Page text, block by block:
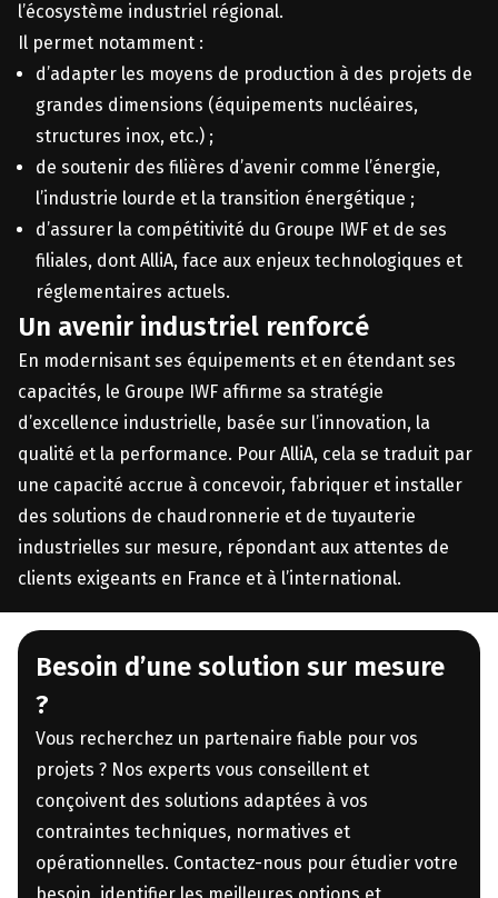
l’écosystème industriel régional.
Il permet notamment :
d’adapter les moyens de production à des projets de
grandes dimensions (équipements nucléaires,
structures inox, etc.) ;
de soutenir des filières d’avenir comme l’énergie,
l’industrie lourde et la transition énergétique ;
d’assurer la compétitivité du Groupe IWF et de ses
filiales, dont AlliA, face aux enjeux technologiques et
réglementaires actuels.
Un avenir industriel renforcé
En modernisant ses équipements et en étendant ses
capacités, le Groupe IWF affirme sa stratégie
d’excellence industrielle, basée sur l’innovation, la
qualité et la performance. Pour AlliA, cela se traduit par
une capacité accrue à concevoir, fabriquer et installer
des solutions de chaudronnerie et de tuyauterie
industrielles sur mesure, répondant aux attentes de
clients exigeants en France et à l’international.
Besoin d’une solution sur mesure
?
Vous recherchez un partenaire fiable pour vos
projets ? Nos experts vous conseillent et
conçoivent des solutions adaptées à vos
contraintes techniques, normatives et
opérationnelles. Contactez-nous pour étudier votre